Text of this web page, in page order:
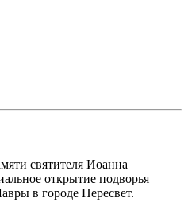
святителя Иоанна
открытие подворья
в городе Пересвет.